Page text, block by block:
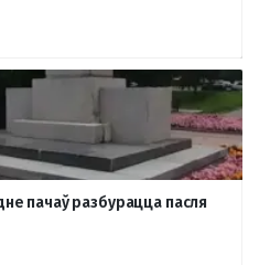
пачаў разбурацца пасля